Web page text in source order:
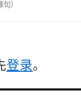
）
登录。